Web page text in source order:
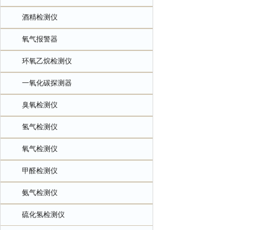
酒精检测仪
氧气报警器
环氧乙烷检测仪
一氧化碳探测器
臭氧检测仪
氢气检测仪
氧气检测仪
甲醛检测仪
氨气检测仪
硫化氢检测仪